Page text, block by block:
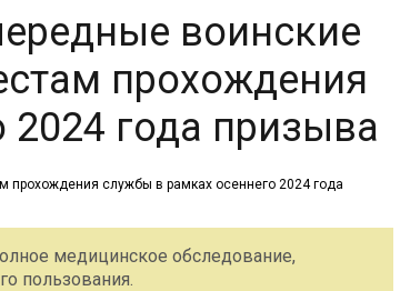
воинские
прохождения
года призыва
медицинское обследование,
пользования.